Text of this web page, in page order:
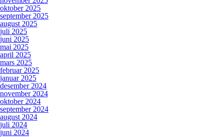
oktober 2025
september 2025
august 2025
juli 2025
juni 2025
mai 2025
april 2025
mars 2025
februar 2025
januar 2025
desember 2024
november 2024
oktober 2024
september 2024
august 2024
juli 2024
juni 2024